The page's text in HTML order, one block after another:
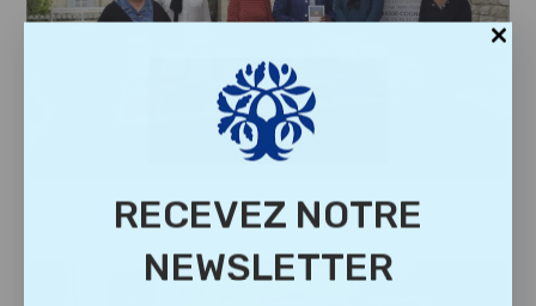
RECEVEZ NOTRE
NEWSLETTER